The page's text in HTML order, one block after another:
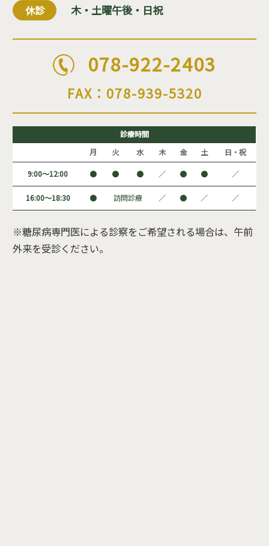
休診 木・土曜午後・日祝
078-922-2403
FAX：078-939-5320
診療時間
月
火 水 木 金 土
日・祝
9:00～12:00
● ● ● ／ ● ● ／
16:00～18:30 ● 訪問診療 ／ ● ／ ／
※糖尿病専門医による診察をご希望される場合は、午前
外来を受診ください。